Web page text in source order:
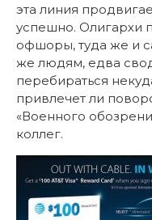
эта линия
успешно. Олигархи
офшоры, туда же и
же людям, едва
перебираться
привлечет ли
«Военного
коллег.